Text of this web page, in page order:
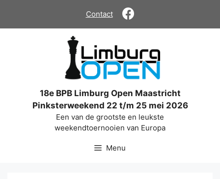
de
Contact
18e BPB Limburg Open Maastricht
Pinksterweekend 22 t/m 25 mei 2026
Een van de grootste en leukste
weekendtoernooien van Europa
Menu